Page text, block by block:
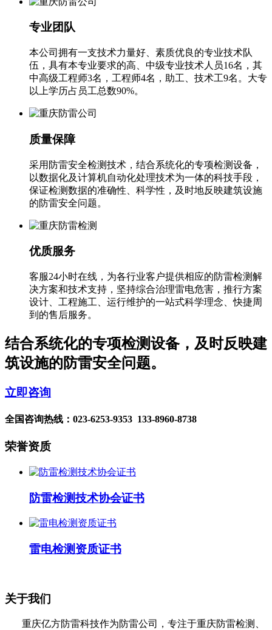
专业团队
本公司拥有一支技术力量好、素质优良的专业技术队
伍，具有本专业要求的高、中级专业技术人员16名，其
中高级工程师3名，工程师4名，助工、技术工9名。大专
以上学历占员工总数90%。
质量保障
采用防雷安全检测技术，结合系统化的专项检测设备，
以数据化及计算机自动化处理技术为一体的科技手段，
保证检测数据的准确性、科学性，及时地反映建筑设施
的防雷安全问题。
优质服务
客服24小时在线，为各行业客户提供相应的防雷检测解
决方案和技术支持，坚持综合治理雷电危害，推行方案
设计、工程施工、运行维护的一站式科学理念、快捷周
到的售后服务。
结合系统化的专项检测设备，及时反映建
筑设施的防雷安全问题。
立即咨询
全国咨询热线： 023-6253-9353 133-8960-8738
荣誉资质
防雷检测技术协会证书
雷电检测资质证书
关于我们
重庆亿方防雷科技作为防雷公司，专注于重庆防雷检测、